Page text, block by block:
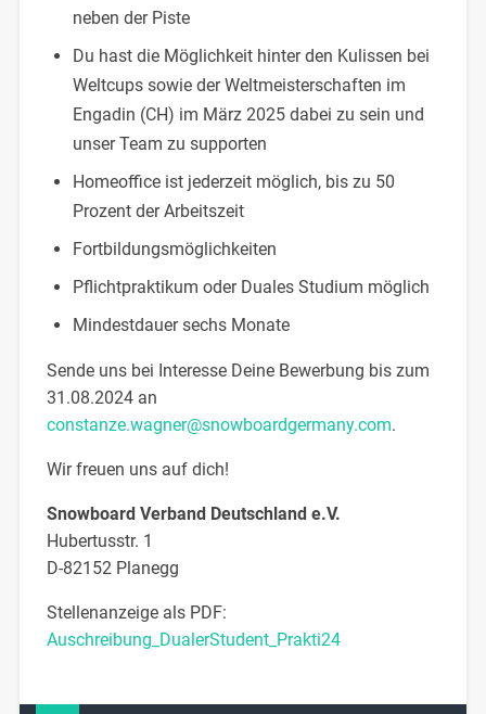
neben der Piste
Du hast die Möglichkeit hinter den Kulissen bei
Weltcups sowie der Weltmeisterschaften im
Engadin (CH) im März 2025 dabei zu sein und
unser Team zu supporten
Homeoffice ist jederzeit möglich, bis zu 50
Prozent der Arbeitszeit
Fortbildungsmöglichkeiten
Pflichtpraktikum oder Duales Studium möglich
Mindestdauer sechs Monate
Sende uns bei Interesse Deine Bewerbung bis zum
31.08.2024 an
constanze.wagner@snowboardgermany.com.
Wir freuen uns auf dich!
Snowboard Verband Deutschland e.V.
Hubertusstr. 1
D-82152 Planegg
Stellenanzeige als PDF:
Auschreibung_DualerStudent_Prakti24